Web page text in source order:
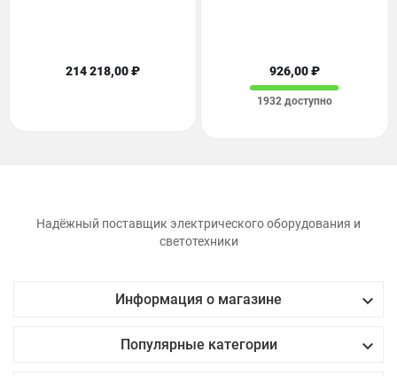
214 218,00 ₽ 926,00 ₽
1932 доступно
Надёжный поставщик электрического оборудования и
светотехники
Информация о магазине 
Популярные категории 